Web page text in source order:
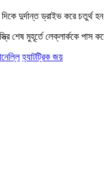
দুর্দান্ত ড্রাইভ করে চতুর্থ
শেষ মুহূর্তে লেক্লার্ককে
হ্যাটট্রিক জয়